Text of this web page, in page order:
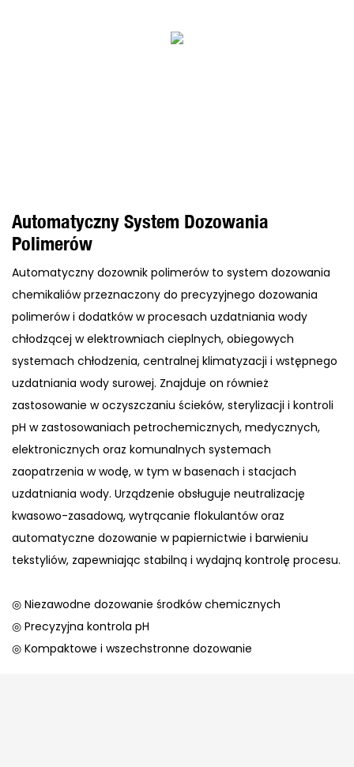
Automatyczny System Dozowania
Polimerów
Automatyczny dozownik polimerów to system dozowania
chemikaliów przeznaczony do precyzyjnego dozowania
polimerów i dodatków w procesach uzdatniania wody
chłodzącej w elektrowniach cieplnych, obiegowych
systemach chłodzenia, centralnej klimatyzacji i wstępnego
uzdatniania wody surowej. Znajduje on również
zastosowanie w oczyszczaniu ścieków, sterylizacji i kontroli
pH w zastosowaniach petrochemicznych, medycznych,
elektronicznych oraz komunalnych systemach
zaopatrzenia w wodę, w tym w basenach i stacjach
uzdatniania wody. Urządzenie obsługuje neutralizację
kwasowo-zasadową, wytrącanie flokulantów oraz
automatyczne dozowanie w papiernictwie i barwieniu
tekstyliów, zapewniając stabilną i wydajną kontrolę procesu.
◎ Niezawodne dozowanie środków chemicznych
◎ Precyzyjna kontrola pH
◎ Kompaktowe i wszechstronne dozowanie